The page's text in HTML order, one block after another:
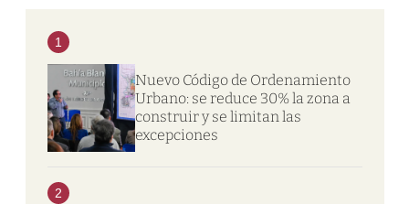
1
Nuevo Código de Ordenamiento
Urbano: se reduce 30% la zona a
construir y se limitan las
excepciones
2